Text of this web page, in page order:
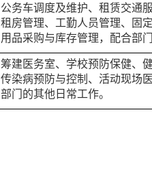
公务车调度及维护、租赁交通
租房管理、工勤人员管理、固
用品采购与库存管理，配合部
筹建医务室、学校预防保健、
传染病预防与控制、活动现场
部门的其他日常工作。